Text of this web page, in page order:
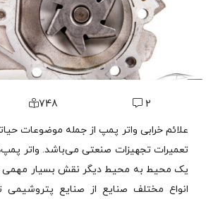
2
748
علائم خرابی واتر پمپ از جمله موضوعات
تعمیرات تجهیزات صنعتی می‌باشد. واتر
یک محیط به محیط دیگر نقش بسیار مهمی
انواع مختلف صنایع از صنایع پتروشیمی